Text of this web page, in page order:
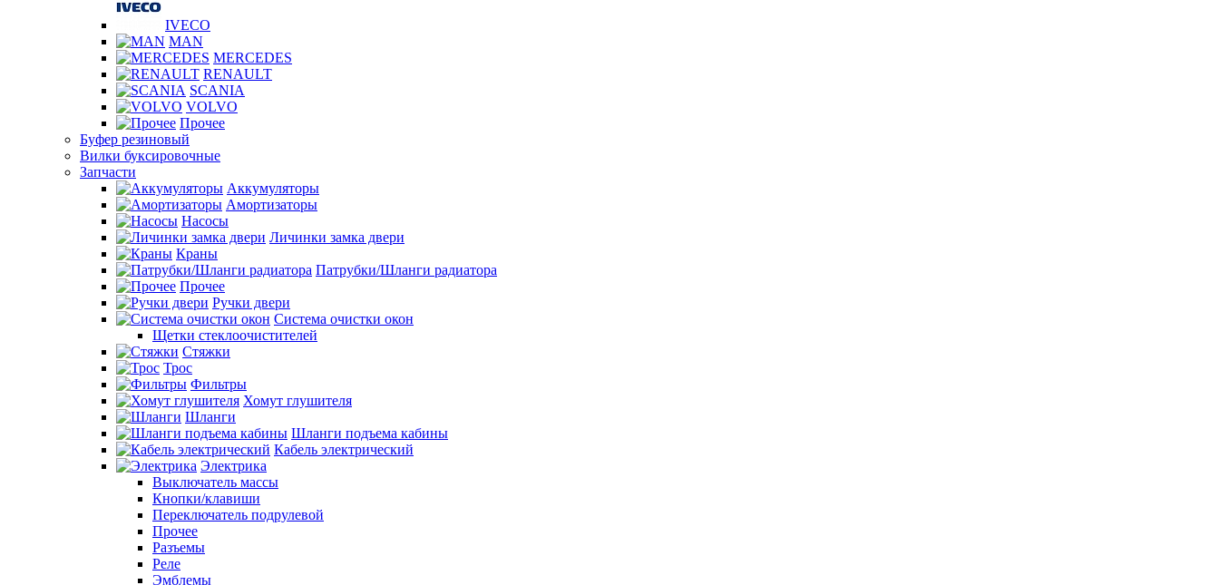
IVECO
MAN
MERCEDES
RENAULT
SCANIA
VOLVO
Прочее
Буфер резиновый
Вилки буксировочные
Запчасти
Аккумуляторы
Амортизаторы
Насосы
Личинки замка двери
Краны
Патрубки/Шланги радиатора
Прочее
Ручки двери
Система очистки окон
Щетки стеклоочистителей
Стяжки
Трос
Фильтры
Хомут глушителя
Шланги
Шланги подъема кабины
Кабель электрический
Электрика
Выключатель массы
Кнопки/клавиши
Переключатель подрулевой
Прочее
Разъемы
Реле
Эмблемы